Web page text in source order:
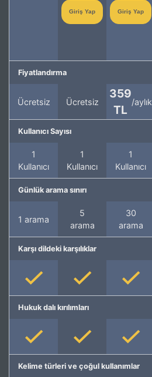
Giriş Yap Giriş Yap
Fiyatlandırma
Ücretsiz Ücretsiz
359
TL
/aylık
Kullanıcı Sayısı
1
Kullanıcı
1
Kullanıcı
1
Kullanıcı
Günlük arama sınırı
1 arama
5
arama
30
arama
Karşı dildeki karşılıklar
Hukuk dalı kırılımları
Kelime türleri ve çoğul kullanımlar